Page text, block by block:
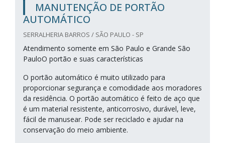
MANUTENÇÃO DE PORTÃO
AUTOMÁTICO
SERRALHERIA BARROS / SÃO PAULO - SP
Atendimento somente em São Paulo e Grande São
PauloO portão e suas características
O portão automático é muito utilizado para
proporcionar segurança e comodidade aos moradores
da residência. O portão automático é feito de aço que
é um material resistente, anticorrosivo, durável, leve,
fácil de manusear. Pode ser reciclado e ajudar na
conservação do meio ambiente.